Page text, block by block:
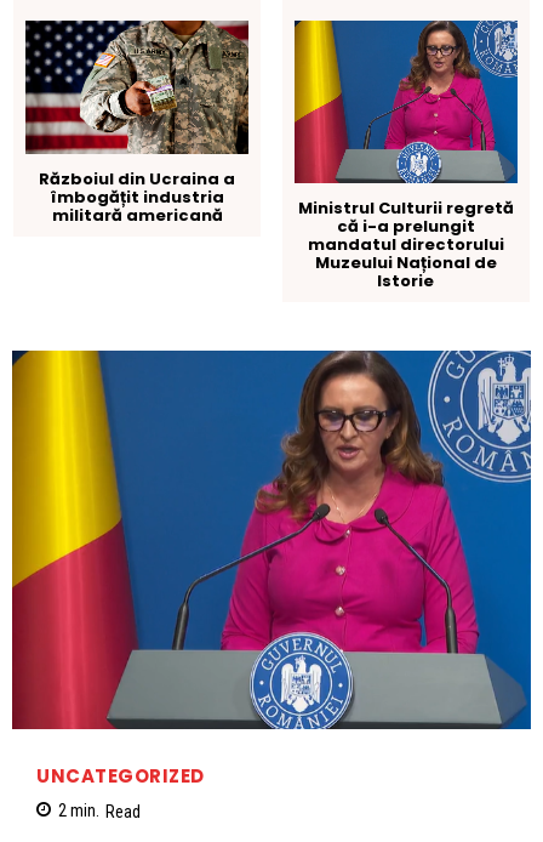
Războiul din Ucraina a
îmbogățit industria
militară americană Ministrul Culturii regretă
că i-a prelungit
mandatul directorului
Muzeului Național de
Istorie